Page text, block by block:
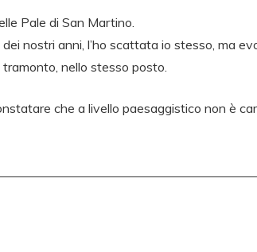
Pale di San Martino.
nostri anni, l’ho scattata io stesso, ma
tramonto, nello stesso posto.
che a livello paesaggistico non è